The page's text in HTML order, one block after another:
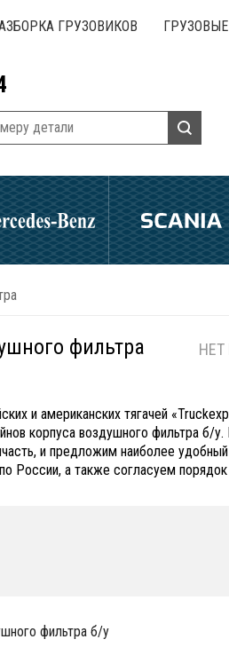
ГРУЗОВИКОВ
фильтра НЕТ
и американских тягачей
корпуса воздушного фильтра
и предложим наиболее
России, а также согласуем
фильтра б/у